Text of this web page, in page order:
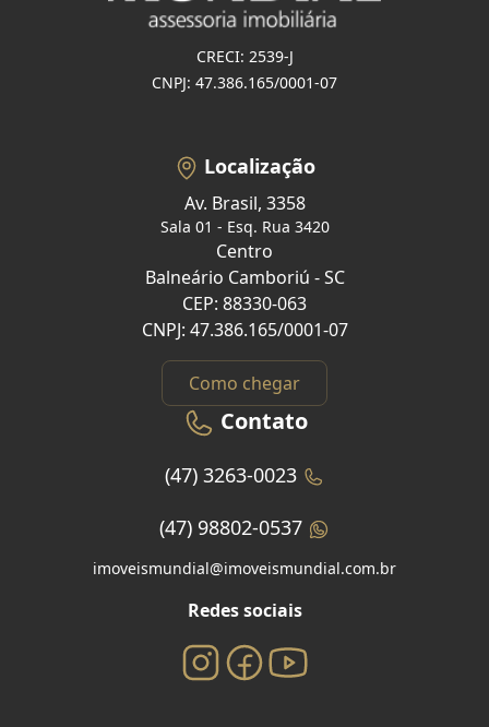
CRECI: 2539-J
CNPJ: 47.386.165/0001-07
Localização
Av. Brasil, 3358
Sala 01 - Esq. Rua 3420
Centro
Balneário Camboriú - SC
CEP: 88330-063
CNPJ: 47.386.165/0001-07
Como chegar
Contato
(47) 3263-0023
(47) 98802-0537
imoveismundial@imoveismundial.com.br
Redes sociais